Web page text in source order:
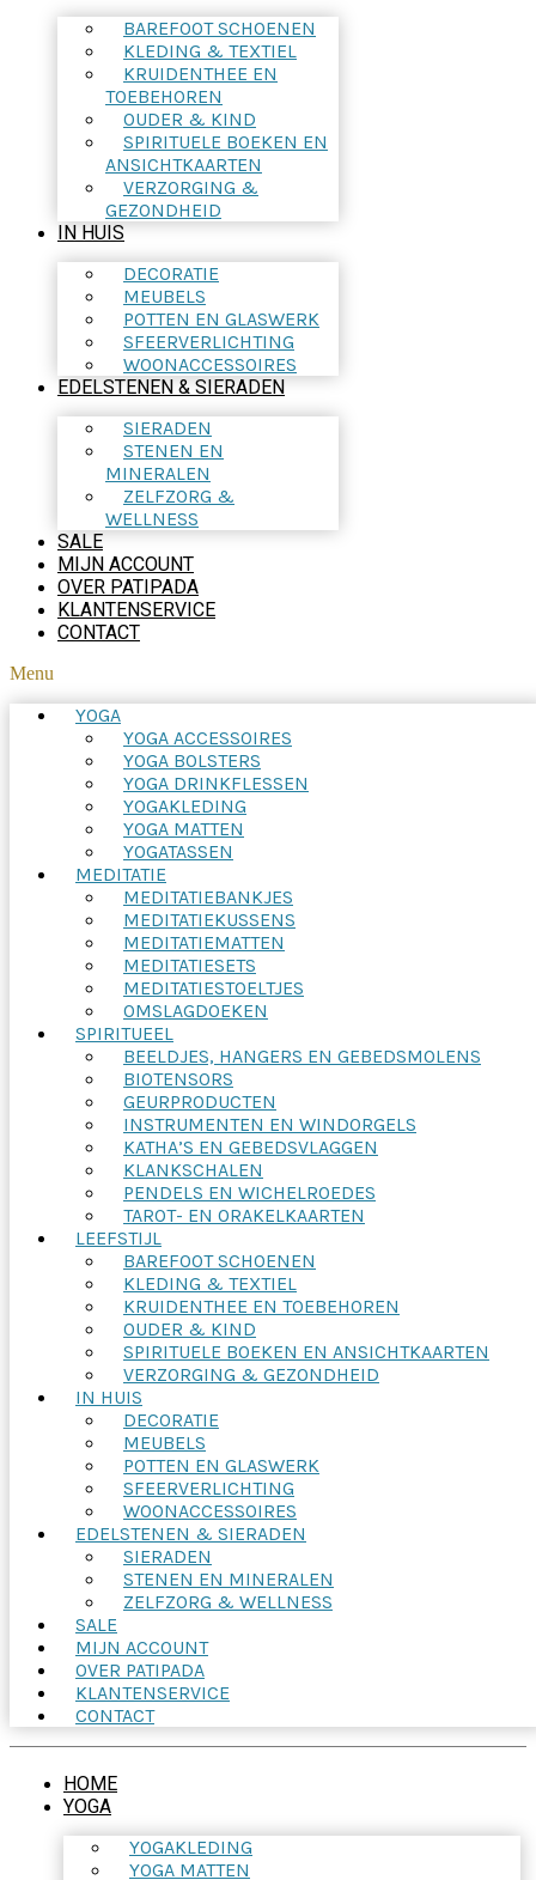
BAREFOOT SCHOENEN
KLEDING & TEXTIEL
KRUIDENTHEE EN
TOEBEHOREN
OUDER & KIND
SPIRITUELE BOEKEN EN
ANSICHTKAARTEN
VERZORGING &
GEZONDHEID
IN HUIS
DECORATIE
MEUBELS
POTTEN EN GLASWERK
SFEERVERLICHTING
WOONACCESSOIRES
EDELSTENEN & SIERADEN
SIERADEN
STENEN EN
MINERALEN
ZELFZORG &
WELLNESS
SALE
MIJN ACCOUNT
OVER PATIPADA
KLANTENSERVICE
CONTACT
Menu
YOGA
YOGA ACCESSOIRES
YOGA BOLSTERS
YOGA DRINKFLESSEN
YOGAKLEDING
YOGA MATTEN
YOGATASSEN
MEDITATIE
MEDITATIEBANKJES
MEDITATIEKUSSENS
MEDITATIEMATTEN
MEDITATIESETS
MEDITATIESTOELTJES
OMSLAGDOEKEN
SPIRITUEEL
BEELDJES, HANGERS EN GEBEDSMOLENS
BIOTENSORS
GEURPRODUCTEN
INSTRUMENTEN EN WINDORGELS
KATHA’S EN GEBEDSVLAGGEN
KLANKSCHALEN
PENDELS EN WICHELROEDES
TAROT- EN ORAKELKAARTEN
LEEFSTIJL
BAREFOOT SCHOENEN
KLEDING & TEXTIEL
KRUIDENTHEE EN TOEBEHOREN
OUDER & KIND
SPIRITUELE BOEKEN EN ANSICHTKAARTEN
VERZORGING & GEZONDHEID
IN HUIS
DECORATIE
MEUBELS
POTTEN EN GLASWERK
SFEERVERLICHTING
WOONACCESSOIRES
EDELSTENEN & SIERADEN
SIERADEN
STENEN EN MINERALEN
ZELFZORG & WELLNESS
SALE
MIJN ACCOUNT
OVER PATIPADA
KLANTENSERVICE
CONTACT
HOME
YOGA
YOGAKLEDING
YOGA MATTEN